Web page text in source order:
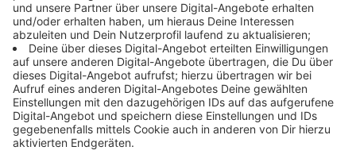
eigene große Show entwickelt, bei der Roland und
Steffi sogar selbst singen. Hört euch hier das
komplette Interview nochmal an.
Veröffentlicht:Sonntag, 28.01.2024 12:35
Anzeige